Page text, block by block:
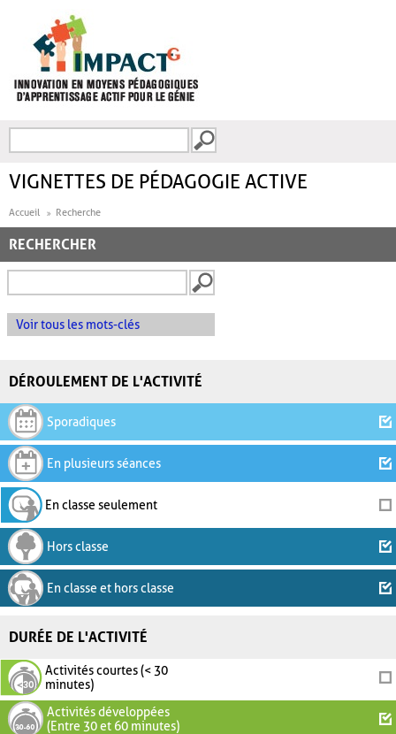
FORMULAIRE DE
VIGNETTES DE PÉDAGOGIE ACTIVE
Accueil Recherche
RECHERCHER
Voir tous les mots-clés
DÉROULEMENT DE L'ACTIVITÉ
Sporadiques
En plusieurs séances
En classe seulement
Hors classe
En classe et hors classe
DURÉE DE L'ACTIVITÉ
Activités courtes (< 30
minutes)
Activités développées
(Entre 30 et 60 minutes)